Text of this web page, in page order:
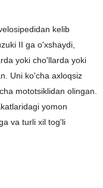
kelib
II ga o'xshaydi,
yoki cho'llarda yoki
Uni ko'cha axloqsiz
mototsiklidan olingan.
yomon
va turli xil tog'li